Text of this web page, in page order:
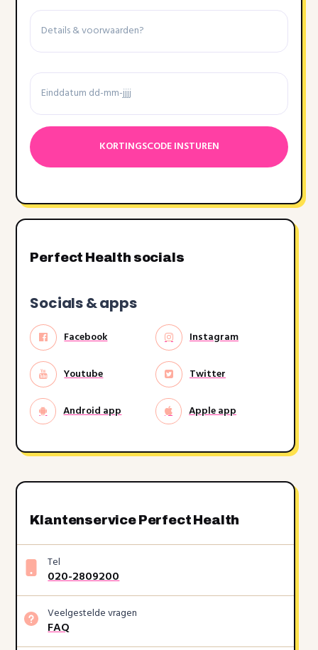
Details
voorwaarden
Einddatum
dash
MM
dash
Perfect Health socials
Socials & apps
Facebook Instagram
Youtube Twitter
Android app Apple app
Klantenservice Perfect Health
Tel
020-2809200
Veelgestelde vragen
FAQ